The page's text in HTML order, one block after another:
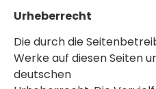
Urheberrecht
Die durch die
Werke auf diesen Seiten
deutschen